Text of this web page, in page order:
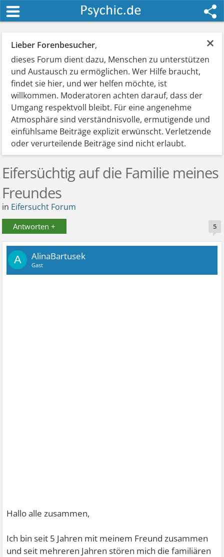
×
Lieber Forenbesucher,
dieses Forum dient dazu, Menschen zu unterstützen
und Austausch zu ermöglichen. Wer Hilfe braucht,
findet sie hier, und wer helfen möchte, ist
willkommen. Moderatoren achten darauf, dass der
Umgang respektvoll bleibt. Für eine angenehme
Atmosphäre sind verständnisvolle, ermutigende und
einfühlsame Beiträge explizit erwünscht. Verletzende
oder verurteilende Beiträge sind nicht erlaubt.
Eifersüchtig auf die Familie meines
Freundes
in Eifersucht Forum
Antworten + 5
A AlinaBartusek
Gast
Hallo alle zusammen,
Ich bin seit 5 Jahren mit meinem Freund zusammen
und seit mehreren Jahren stören mich die familiären